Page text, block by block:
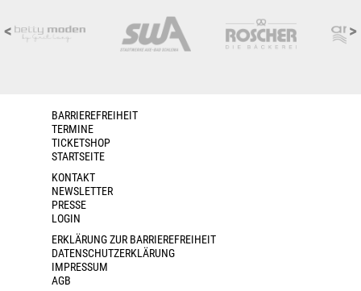
< >
BARRIEREFREIHEIT
TERMINE
TICKETSHOP
STARTSEITE
KONTAKT
NEWSLETTER
PRESSE
LOGIN
ERKLÄRUNG ZUR BARRIEREFREIHEIT
DATENSCHUTZERKLÄRUNG
IMPRESSUM
AGB